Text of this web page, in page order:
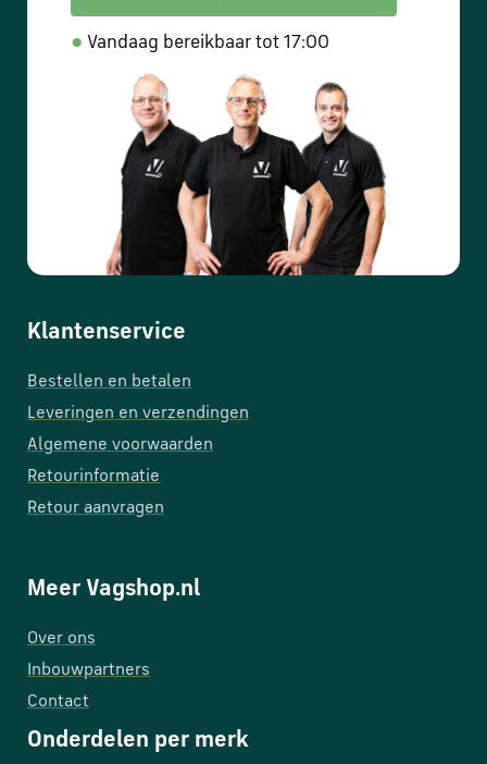
● Vandaag bereikbaar tot 17:00
Klantenservice
Bestellen en betalen
Leveringen en verzendingen
Algemene voorwaarden
Retourinformatie
Retour aanvragen
Meer Vagshop.nl
Over ons
Inbouwpartners
Contact
Onderdelen per merk